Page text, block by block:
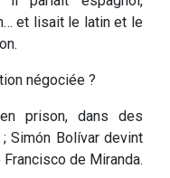
et lisait le latin et le
négociée ?
prison, dans des
Simón Bolívar devint
de Miranda.